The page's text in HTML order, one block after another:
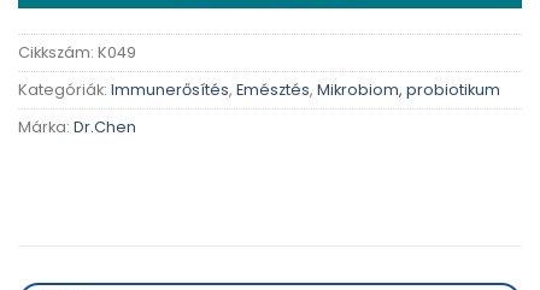
Cikkszám: K049
Kategóriák: Immunerősítés, Emésztés, Mikrobiom, probiotikum
Márka: Dr.Chen